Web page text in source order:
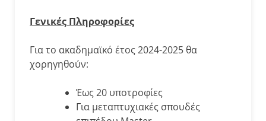
Γενικές Πληροφορίες
Για το ακαδημαϊκό έτος 2024-2025 θα
χορηγηθούν:
Έως 20 υποτροφίες
Για μεταπτυχιακές σπουδές